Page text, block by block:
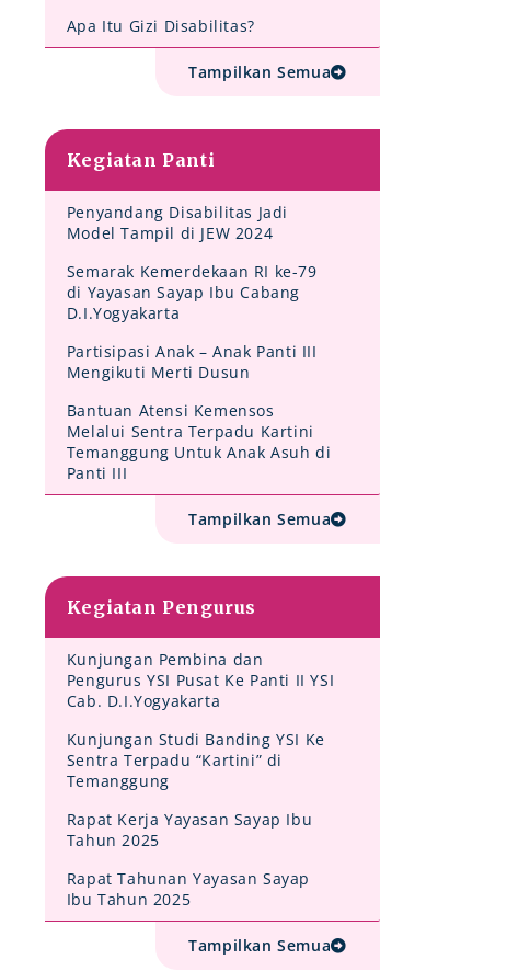
Apa Itu Gizi Disabilitas?
Tampilkan Semua
Kegiatan Panti
Penyandang Disabilitas Jadi
Model Tampil di JEW 2024
Semarak Kemerdekaan RI ke-79
di Yayasan Sayap Ibu Cabang
D.I.Yogyakarta
Partisipasi Anak – Anak Panti III
Mengikuti Merti Dusun
Bantuan Atensi Kemensos
Melalui Sentra Terpadu Kartini
Temanggung Untuk Anak Asuh di
Panti III
Tampilkan Semua
Kegiatan Pengurus
Kunjungan Pembina dan
Pengurus YSI Pusat Ke Panti II YSI
Cab. D.I.Yogyakarta
Kunjungan Studi Banding YSI Ke
Sentra Terpadu “Kartini” di
Temanggung
Rapat Kerja Yayasan Sayap Ibu
Tahun 2025
Rapat Tahunan Yayasan Sayap
Ibu Tahun 2025
Tampilkan Semua